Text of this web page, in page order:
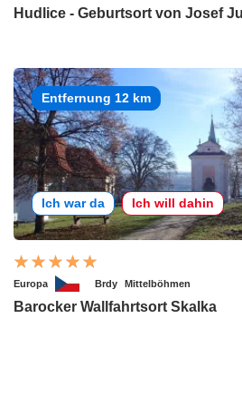
Hudlice - Geburtsort von Josef
Entfernung 12 km
Ich war da Ich will dahin
Europa Brdy Mittelböhmen
Barocker Wallfahrtsort Skalka